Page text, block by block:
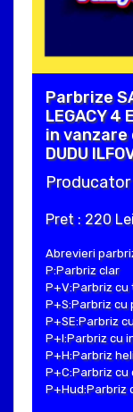
Parbrize
LEGACY
in vanzare
DUDU
Producator
Pret : 220
Abrevieri
P:Parbriz clar
P+V:Parbriz
P+S:Parbriz cu
P+SE:Parbriz
P+I:Parbriz cu
P+H:Parbriz
P+C:Parbriz cu
P+Hud:Parbriz